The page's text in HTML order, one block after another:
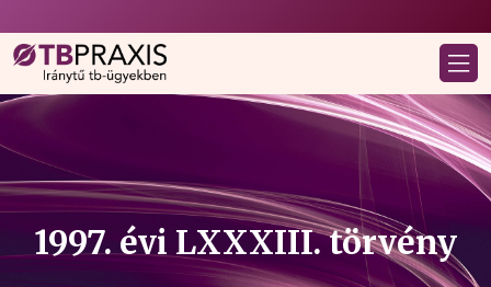
1997. évi LXXXIII. törvény